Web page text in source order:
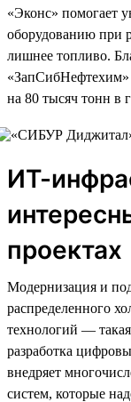
«Эконс» помогает
оборудованию при
лишнее топливо.
«ЗапСибНефтехим»
на 80 тысяч тонн в
ИТ-
проектах
Модернизация и
распределенного
технологий —
разработка
внедряет
систем, которые